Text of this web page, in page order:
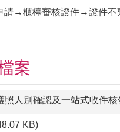
請→櫃檯審核證件→證件
案
照人別確認及一站式收件核
KB)